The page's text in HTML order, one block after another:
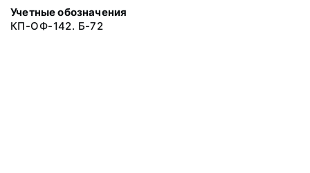
Учетные обозначения
КП-ОФ-142. Б-72